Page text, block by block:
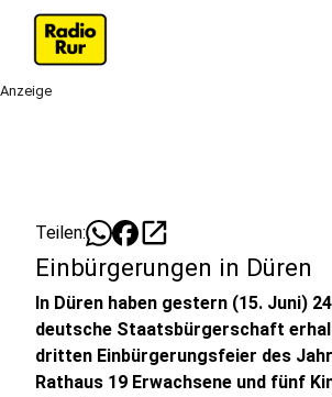
Anzeige
Teilen: open_in_new
Einbürgerungen in Düren
In Düren haben gestern (15. Juni)
deutsche Staatsbürgerschaft
dritten Einbürgerungsfeier des
Rathaus 19 Erwachsene und fünf